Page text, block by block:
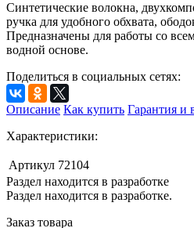
Синтетические волокна,
ручка для удобного обхвата,
Предназначены для работы со
водной основе.
Поделиться в социальных сетях:
Описание Как купить Гарантия и
Характеристики:
Артикул 72104
Раздел находится в разработке
Раздел находится в разработке.
Заказ товара